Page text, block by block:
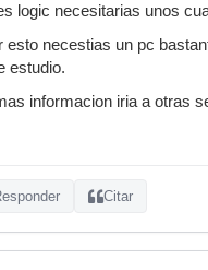
logic necesitarias unos
esto necestias un pc
estudio.
informacion iria a otras
Citar